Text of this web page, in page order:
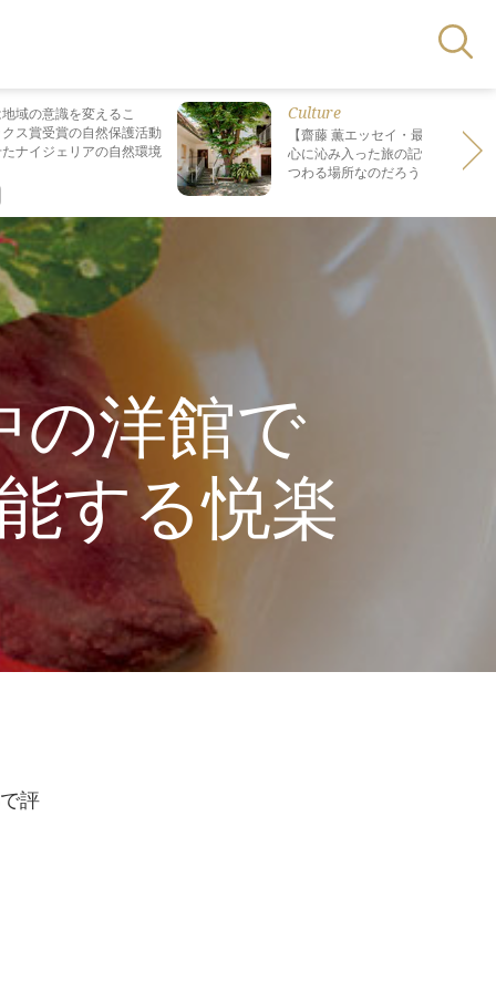
地域の意識を変えるこ
ス賞受賞の自然保護活動
ナイジェリアの自然環境
Culture
【齋藤 薫エッセイ・最終回】 最
心に沁み入った旅の記憶は なぜ“死
つわる場所なのだろう？
の洋館で
する悦楽
評